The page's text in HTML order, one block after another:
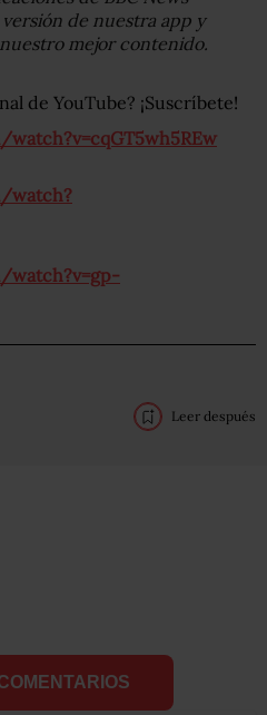
de nuestra app y
mejor contenido.
de YouTube? ¡Suscríbete!
watch?
watch?v=gp-
Leer después